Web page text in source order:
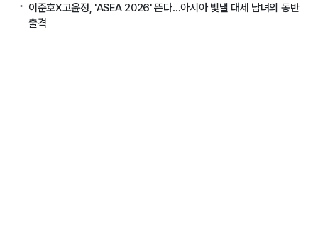
이준호X고윤정, 'ASEA 2026' 뜬다…아시아 빛낼 대세 남녀의 동반
출격